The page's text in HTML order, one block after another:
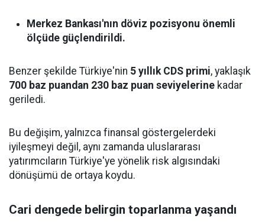
Merkez Bankası'nın döviz pozisyonu önemli
ölçüde güçlendirildi.
Benzer şekilde Türkiye'nin 5 yıllık CDS primi, yaklaşık
700 baz puandan 230 baz puan seviyelerine kadar
geriledi.
Bu değişim, yalnızca finansal göstergelerdeki
iyileşmeyi değil, aynı zamanda uluslararası
yatırımcıların Türkiye'ye yönelik risk algısındaki
dönüşümü de ortaya koydu.
Cari dengede belirgin toparlanma yaşandı